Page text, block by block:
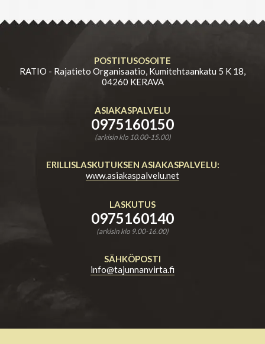
POSTITUSOSOITE
RATIO - Rajatieto Organisaatio, Kumitehtaankatu 5 K 18,
04260 KERAVA
ASIAKASPALVELU
0975160150
(arkisin klo 10.00-15.00)
ERILLISLASKUTUKSEN ASIAKASPALVELU:
www.asiakaspalvelu.net
LASKUTUS
0975160140
(arkisin klo 9.00-16.00)
SÄHKÖPOSTI
info@tajunnanvirta.fi